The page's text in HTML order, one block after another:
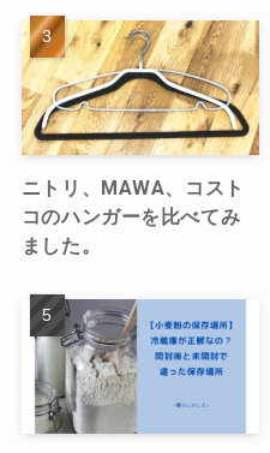
ニトリ、MAWA、コスト
コのハンガーを比べてみ
ました。